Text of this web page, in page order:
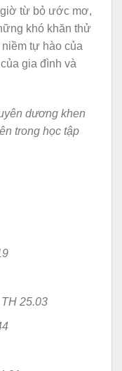
giờ từ bỏ ước mơ,
khó khăn thử
tự hào của
gia đình và
dương khen
trong học tập
25.03